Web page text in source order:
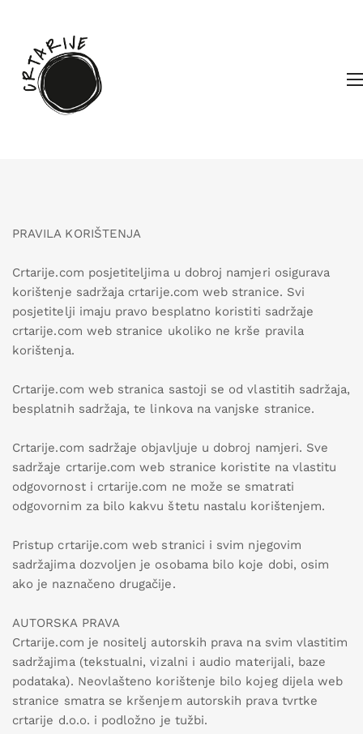
PRAVILA KORIŠTENJA
Crtarije.com posjetiteljima u dobroj namjeri osigurava
korištenje sadržaja crtarije.com web stranice. Svi
posjetitelji imaju pravo besplatno koristiti sadržaje
crtarije.com web stranice ukoliko ne krše pravila
korištenja.
Crtarije.com web stranica sastoji se od vlastitih sadržaja,
besplatnih sadržaja, te linkova na vanjske stranice.
Crtarije.com sadržaje objavljuje u dobroj namjeri. Sve
sadržaje crtarije.com web stranice koristite na vlastitu
odgovornost i crtarije.com ne može se smatrati
odgovornim za bilo kakvu štetu nastalu korištenjem.
Pristup crtarije.com web stranici i svim njegovim
sadržajima dozvoljen je osobama bilo koje dobi, osim
ako je naznačeno drugačije.
AUTORSKA PRAVA
Crtarije.com je nositelj autorskih prava na svim vlastitim
sadržajima (tekstualni, vizalni i audio materijali, baze
podataka). Neovlašteno korištenje bilo kojeg dijela web
stranice smatra se kršenjem autorskih prava tvrtke
crtarije d.o.o. i podložno je tužbi.